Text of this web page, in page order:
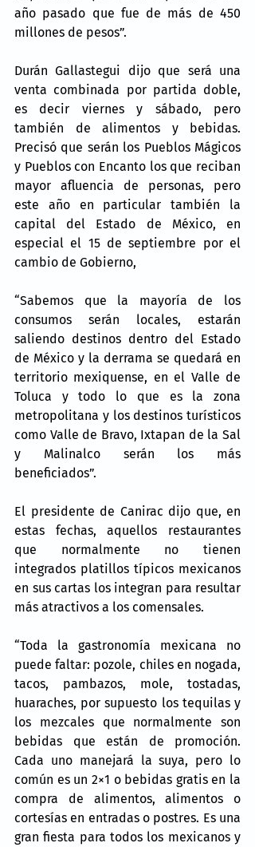
año pasado que fue de más de 450
millones de pesos”.
Durán Gallastegui dijo que será una
venta combinada por partida doble,
es decir viernes y sábado, pero
también de alimentos y bebidas.
Precisó que serán los Pueblos Mágicos
y Pueblos con Encanto los que reciban
mayor afluencia de personas, pero
este año en particular también la
capital del Estado de México, en
especial el 15 de septiembre por el
cambio de Gobierno,
“Sabemos que la mayoría de los
consumos serán locales, estarán
saliendo destinos dentro del Estado
de México y la derrama se quedará en
territorio mexiquense, en el Valle de
Toluca y todo lo que es la zona
metropolitana y los destinos turísticos
como Valle de Bravo, Ixtapan de la Sal
y Malinalco serán los más
beneficiados”.
El presidente de Canirac dijo que, en
estas fechas, aquellos restaurantes
que normalmente no tienen
integrados platillos típicos mexicanos
en sus cartas los integran para resultar
más atractivos a los comensales.
“Toda la gastronomía mexicana no
puede faltar: pozole, chiles en nogada,
tacos, pambazos, mole, tostadas,
huaraches, por supuesto los tequilas y
los mezcales que normalmente son
bebidas que están de promoción.
Cada uno manejará la suya, pero lo
común es un 2×1 o bebidas gratis en la
compra de alimentos, alimentos o
cortesías en entradas o postres. Es una
gran fiesta para todos los mexicanos y